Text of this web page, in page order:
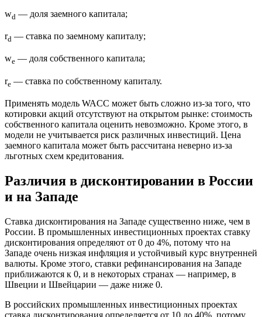
wd — доля заемного капитала;
rd — ставка по заемному капиталу;
we — доля собственного капитала;
re — ставка по собственному капиталу.
Применять модель WACC может быть сложно из-за того, что
котировки акций отсутствуют на открытом рынке: стоимость
собственного капитала оценить невозможно. Кроме этого, в
модели не учитывается риск различных инвестиций. Цена
заемного капитала может быть рассчитана неверно из-за
льготных схем кредитования.
Различия в дисконтировании в России
и на Западе
Ставка дисконтирования на Западе существенно ниже, чем в
России. В промышленных инвестиционных проектах ставку
дисконтирования определяют от 0 до 4%, потому что на
Западе очень низкая инфляция и устойчивый курс внутренней
валюты. Кроме этого, ставки рефинансирования на Западе
приближаются к 0, и в некоторых странах — например, в
Швеции и Швейцарии — даже ниже 0.
В российских промышленных инвестиционных проектах
ставка дисконтирования определяется от 10 до 40%, потому